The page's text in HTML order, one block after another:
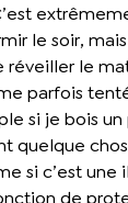
le soir, mais
le
parfois
si je bois
quelque
si c’est une
de